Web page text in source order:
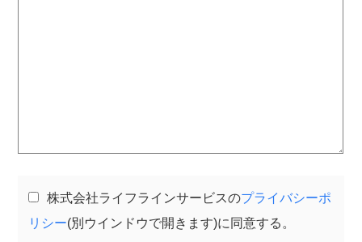
株式会社ライフラインサービスのプライバシーポ
リシー(別ウインドウで開きます)に同意する。